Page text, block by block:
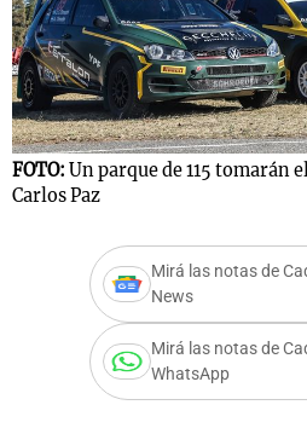
FOTO: Un parque de 115 tomarán
Carlos Paz
Mirá las notas de
News
Mirá las notas de
WhatsApp